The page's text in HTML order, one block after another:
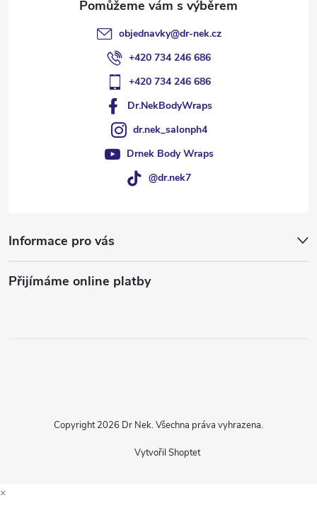
objednavky@dr-nek.cz
+420 734 246 686
+420 734 246 686
Dr.NekBodyWraps
dr.nek_salonph4
Drnek Body Wraps
@dr.nek7
Informace pro vás
Přijímáme online platby
Vytvořil Shoptet
Copyright 2026 Dr Nek. Všechna práva vyhrazena.
×